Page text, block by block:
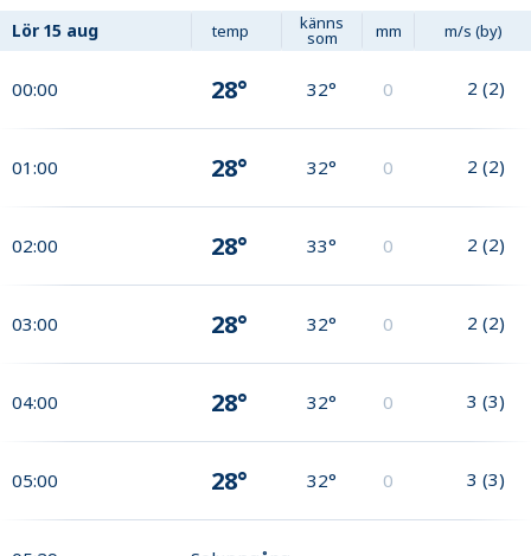
Lör 15 aug temp känns
som mm m/s (by)
00:00 28° 32° 0 2 (2)
01:00 28° 32° 0 2 (2)
02:00 28° 33° 0 2 (2)
03:00 28° 32° 0 2 (2)
04:00 28° 32° 0 3 (3)
05:00 28° 32° 0 3 (3)